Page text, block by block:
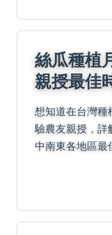
絲瓜種植
親授最佳
想知道在台灣種
驗農友親授，詳
中南東各地區最